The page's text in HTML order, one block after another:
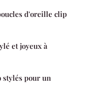
d'oreille clip
et joyeux à
stylés pour un